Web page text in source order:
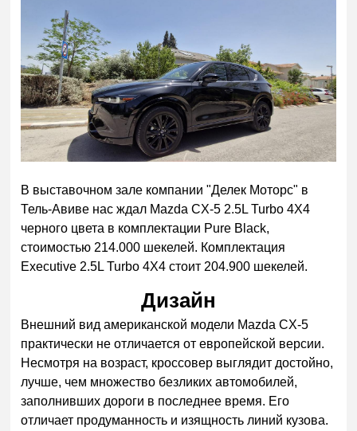
В выставочном зале компании "Делек Моторс" в
Тель-Авиве нас ждал Mazda CX-5 2.5L Turbo 4Х4
черного цвета в комплектации Pure Black,
стоимостью 214.000 шекелей. Комплектация
Executive 2.5L Turbo 4Х4 стоит 204.900 шекелей.
Дизайн
Внешний вид американской модели Mazda CX-5
практически не отличается от европейской версии.
Несмотря на возраст, кроссовер выглядит достойно,
лучше, чем множество безликих автомобилей,
заполнивших дороги в последнее время. Его
отличает продуманность и изящность линий кузова.